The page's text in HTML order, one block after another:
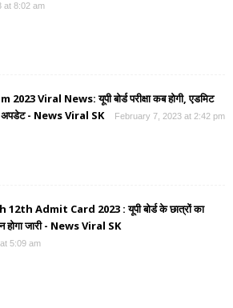
at 8:02 am
Viral News: यूपी बोर्ड परीक्षा कब होगी, एडमिट
अपडेट - News Viral SK
February 7, 2023 at 2:42 pm
Admit Card 2023 : यूपी बोर्ड के छात्रों का
होगा जारी - News Viral SK
5:09 am